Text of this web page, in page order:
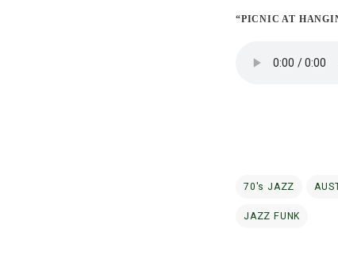
“PICNIC AT
70's JAZZ
JAZZ FUNK